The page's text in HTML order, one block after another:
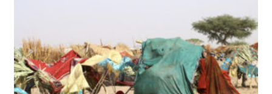
Venezuela
Et
Du
Droit
International